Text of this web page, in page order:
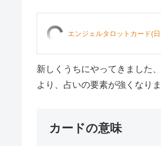
エンジェルタロットカード(
新しくうちにやってきました
より、占いの要素が強くなりま
カードの意味